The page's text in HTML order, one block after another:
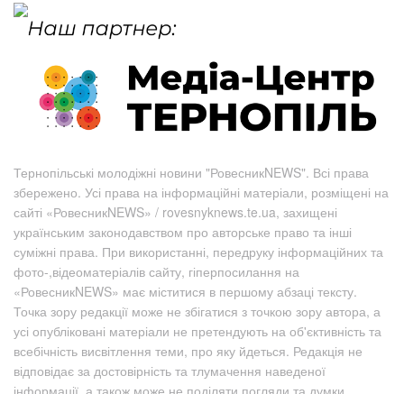
Тернопільські молодіжні новини "РовесникNEWS". Всі права
збережено. Усі права на інформаційні матеріали, розміщені на
сайті «РовесникNEWS» / rovesnyknews.te.ua, захищені
українським законодавством про авторське право та інші
суміжні права. При використанні, передруку інформаційних та
фото-,відеоматеріалів сайту, гіперпосилання на
«РовесникNEWS» має міститися в першому абзаці тексту.
Точка зору редакції може не збігатися з точкою зору автора, а
усі опубліковані матеріали не претендують на об'єктивність та
всебічність висвітлення теми, про яку йдеться. Редакція не
відповідає за достовірність та тлумачення наведеної
інформації, а також може не поділяти погляди та думки,